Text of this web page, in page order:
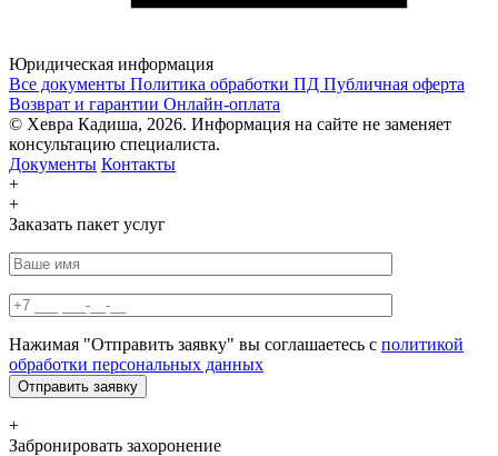
Юридическая информация
Все документы Политика обработки ПД Публичная оферта
Возврат и гарантии Онлайн-оплата
© Хевра Кадиша, 2026. Информация на сайте не заменяет
консультацию специалиста.
Документы Контакты
+
+
Заказать пакет услуг
Нажимая "Отправить заявку" вы соглашаетесь с политикой
обработки персональных данных
+
Забронировать захоронение